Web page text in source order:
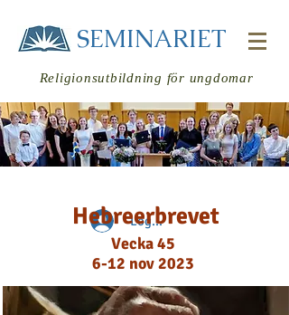
SEMINARIET
Religionsutbildning för ungdomar
Logga in
Hebreerbrevet
Vecka 45
6-12 nov 2023